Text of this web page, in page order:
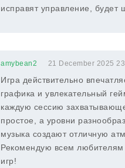
исправят управление, будет
amybean2 21 December 2025
Игра действительно
графика и увлекательный
каждую сессию
простое, а уровни
музыка создают отличную
Рекомендую всем
игр!